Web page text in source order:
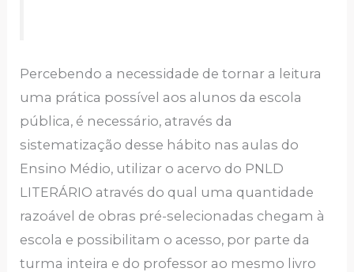
Percebendo a necessidade de tornar a leitura
uma prática possível aos alunos da escola
pública, é necessário, através da
sistematização desse hábito nas aulas do
Ensino Médio, utilizar o acervo do PNLD
LITERÁRIO através do qual uma quantidade
razoável de obras pré-selecionadas chegam à
escola e possibilitam o acesso, por parte da
turma inteira e do professor ao mesmo livro